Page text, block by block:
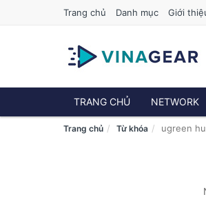
Trang chủ Danh mục Giới
TRANG CHỦ NETWORK
Trang chủ Từ khóa ugreen